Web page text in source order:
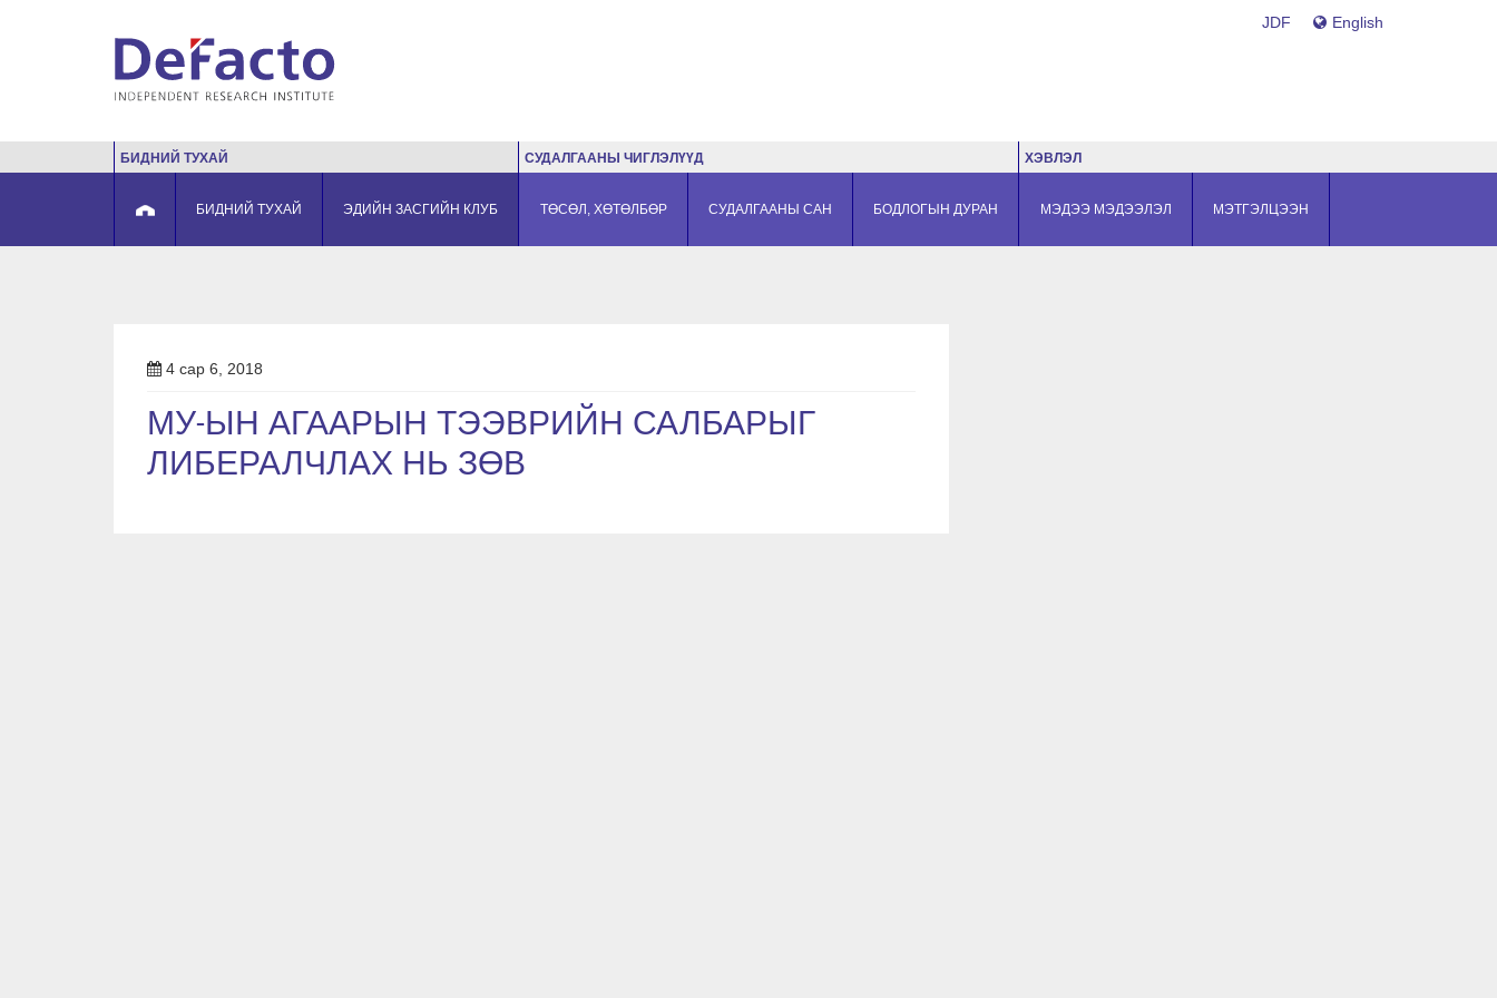
JDF English
БИДНИЙ ТУХАЙ
БИДНИЙ ТУХАЙ ЭДИЙН ЗАСГИЙН КЛУБ
СУДАЛГААНЫ ЧИГЛЭЛҮҮД
ТӨСӨЛ, ХӨТӨЛБӨР СУДАЛГААНЫ САН БОДЛОГЫН ДУРАН
ХЭВЛЭЛ
МЭДЭЭ МЭДЭЭЛЭЛ МЭТГЭЛЦЭЭН
4 сар 6, 2018
МУ-ЫН АГААРЫН ТЭЭВРИЙН САЛБАРЫГ
ЛИБЕРАЛЧЛАХ НЬ ЗӨВ